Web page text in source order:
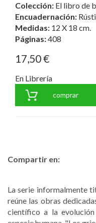
Colección: El libro de
Encuadernación:
Medidas: 12 X 18 cm.
Páginas:408
17,50 €
En Librería
comprar
Compartir en:
La serie informalmente
reúne las obras
científico a la